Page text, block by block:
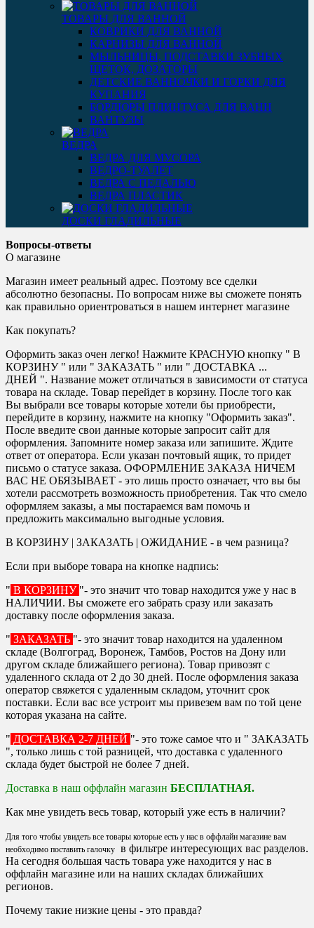
ТОВАРЫ ДЛЯ ВАННОЙ
КОВРИКИ ДЛЯ ВАННОЙ
КАРНИЗЫ ДЛЯ ВАННОЙ
МЫЛЬНИЦЫ, ПОДСТАВКИ ЗУБНЫХ
ЩЕТОК, ДОЗАТОРЫ
ДЕТСКИЕ ВАННОЧКИ И ГОРКИ ДЛЯ
КУПАНИЯ
БОРДЮРЫ ПЛИНТУСА ДЛЯ ВАНН
ВАНТУЗЫ
ВЕДРА
ВЕДРА ДЛЯ МУСОРА
ВЕДРО-ТУАЛЕТ
ВЕДРА С ПЕДАЛЬЮ
ВЕДРА ПЛАСТИК
ДОСКИ ГЛАДИЛЬНЫЕ
Вопросы-ответы
О магазине
Магазин имеет реальный адрес. Поэтому все сделки
абсолютно безопасны. По вопросам ниже вы сможете понять
как правильно ориентроваться в нашем интернет магазине
Как покупать?
Оформить заказ очен легко! Нажмите КРАСНУЮ кнопку " В
КОРЗИНУ " или " ЗАКАЗАТЬ " или " ДОСТАВКА ...
ДНЕЙ ". Название может отличаться в зависимости от статуса
товара на складе. Товар перейдет в корзину. После того как
Вы выбрали все товары которые хотели бы приобрести,
перейдите в корзину, нажмите на кнопку "Оформить заказ".
После введите свои данные которые запросит сайт для
оформления. Запомните номер заказа или запишите. Ждите
ответ от оператора. Если указан почтовый ящик, то придет
письмо о статусе заказа. ОФОРМЛЕНИЕ ЗАКАЗА НИЧЕМ
ВАС НЕ ОБЯЗЫВАЕТ - это лишь просто означает, что вы бы
хотели рассмотреть возможность приобретения. Так что смело
оформляем заказы, а мы постараемся вам помочь и
предложить максимально выгодные условия.
В КОРЗИНУ | ЗАКАЗАТЬ | ОЖИДАНИЕ - в чем разница?
Если при выборе товара на кнопке надпись:
" В КОРЗИНУ "- это значит что товар находится уже у нас в
НАЛИЧИИ. Вы сможете его забрать сразу или заказать
доставку после оформления заказа.
" ЗАКАЗАТЬ "- это значит товар находится на удаленном
складе (Волгоград, Воронеж, Тамбов, Ростов на Дону или
другом складе ближайшего региона). Товар привозят с
удаленного склада от 2 до 30 дней. После оформления заказа
оператор свяжется с удаленным складом, уточнит срок
поставки. Если вас все устроит мы привезем вам по той цене
которая указана на сайте.
" ДОСТАВКА 2-7 ДНЕЙ "- это тоже самое что и " ЗАКАЗАТЬ
", только лишь с той разницей, что доставка с удаленного
склада будет быстрой не более 7 дней.
Доставка в наш оффлайн магазин БЕСПЛАТНАЯ.
Как мне увидеть весь товар, который уже есть в наличии?
Для того чтобы увидеть все товары которые есть у нас в оффлайн магазине вам
необходимо поставить галочку в фильтре интересующих вас разделов.
На сегодня большая часть товара уже находится у нас в
оффлайн магазине или на наших складах ближайших
регионов.
Почему такие низкие цены - это правда?